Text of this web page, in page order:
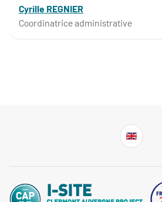
Cyrille REGNIER
Coordinatrice administrative